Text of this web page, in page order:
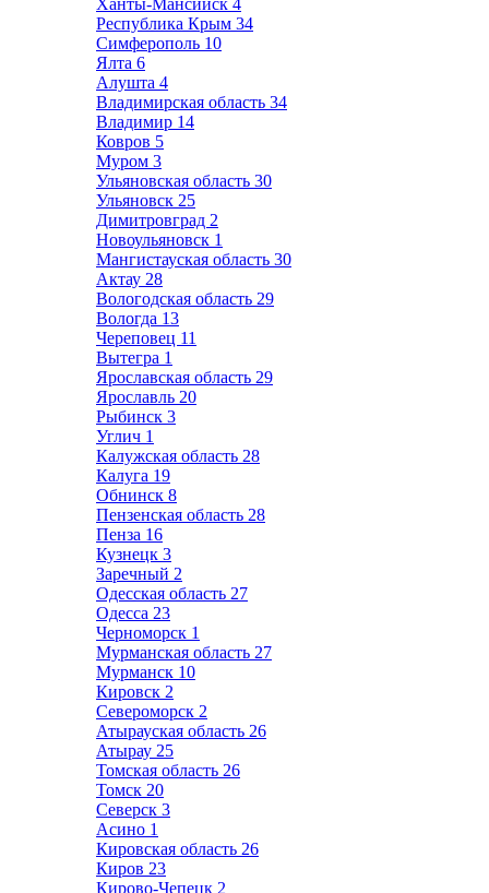
Ханты-Мансийск 4
Республика Крым 34
Симферополь 10
Ялта 6
Алушта 4
Владимирская область 34
Владимир 14
Ковров 5
Муром 3
Ульяновская область 30
Ульяновск 25
Димитровград 2
Новоульяновск 1
Мангистауская область 30
Актау 28
Вологодская область 29
Вологда 13
Череповец 11
Вытегра 1
Ярославская область 29
Ярославль 20
Рыбинск 3
Углич 1
Калужская область 28
Калуга 19
Обнинск 8
Пензенская область 28
Пенза 16
Кузнецк 3
Заречный 2
Одесская область 27
Одесса 23
Черноморск 1
Мурманская область 27
Мурманск 10
Кировск 2
Североморск 2
Атырауская область 26
Атырау 25
Томская область 26
Томск 20
Северск 3
Асино 1
Кировская область 26
Киров 23
Кирово-Чепецк 2